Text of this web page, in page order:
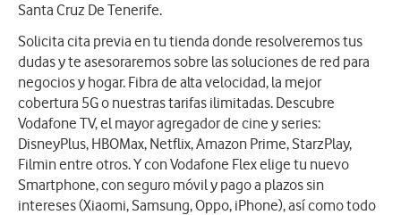
Santa Cruz De Tenerife.
Solicita cita previa en tu tienda donde resolveremos tus
dudas y te asesoraremos sobre las soluciones de red para
negocios y hogar. Fibra de alta velocidad, la mejor
cobertura 5G o nuestras tarifas ilimitadas. Descubre
Vodafone TV, el mayor agregador de cine y series:
DisneyPlus, HBOMax, Netflix, Amazon Prime, StarzPlay,
Filmin entre otros. Y con Vodafone Flex elige tu nuevo
Smartphone, con seguro móvil y pago a plazos sin
intereses (Xiaomi, Samsung, Oppo, iPhone), así como todo